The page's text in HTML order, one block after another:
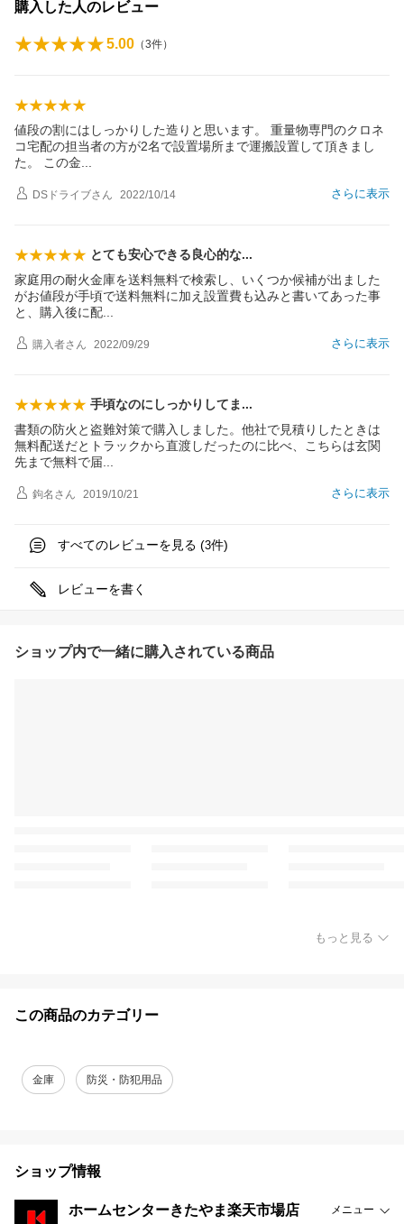
購入した人のレビュー
5.00 （3件）
値段の割にはしっかりした造りと思います。 重量物専門のクロネ
コ宅配の担当者の方が2名で設置場所まで運搬設置して頂きまし
た。 この金
さらに表示
DSドライブさん 2022/10/14
とても安心できる良心的な
家庭用の耐火金庫を送料無料で検索し、いくつか候補が出ました
がお値段が手頃で送料無料に加え設置費も込みと書いてあった事
と、購入後に配
さらに表示
購入者さん 2022/09/29
手頃なのにしっかりしてま
書類の防火と盗難対策で購入しました。他社で見積りしたときは
無料配送だとトラックから直渡しだったのに比べ、こちらは玄関
先まで無料で届
さらに表示
鉤名 さん 2019/10/21
すべてのレビューを見る (3件)
レビューを書く
ショップ内で一緒に購入されている商品
もっと見る
この商品のカテゴリー
金庫 防災・防犯用品
ショップ情報
ホームセンターきたやま楽天市場店 メニュー